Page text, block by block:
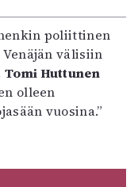
poliittinen
välisiin
Tomi Huttunen
olleen
vuosina.”